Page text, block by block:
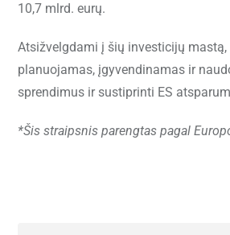
10,7 mlrd. eurų.
Atsižvelgdami į šių investicijų
planuojamas, įgyvendinamas ir
sprendimus ir sustiprinti ES
*Šis straipsnis parengtas pagal